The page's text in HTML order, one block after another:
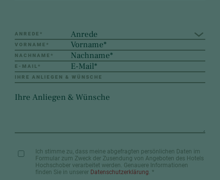
ANREDE * Anrede
VORNAME *
NACHNAME *
E-MAIL *
IHRE ANLIEGEN & WÜNSCHE
Ich stimme zu, dass meine abgefragten persönlichen Daten im
Formular zum Zweck der Zusendung von Angeboten des Hotels
Hochschober verarbeitet werden. Genauere Informationen
finden Sie in unserer Datenschutzerklärung. *